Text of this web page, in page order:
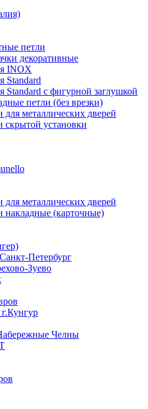
петли
декоративные
INOX
Standard
Standard с фигурной заглушкой
петли (без врезки)
для металлических дверей
скрытой установки
для металлических дверей
накладные (карточные)
Петербург
Зуево
Челны